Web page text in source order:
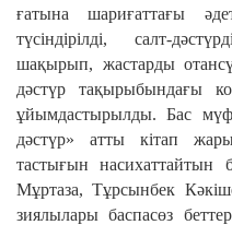
ғатына шариғаттағы
түсіндірілді, салт-
шақырып, жастарды
дәстүр тақырыбындағы
ұйым­дас­тырылды. Бас
дәстүр» атты кітап
тастығын
Мұртаза, Тұр­сын­бек
зиялылары баспасөз